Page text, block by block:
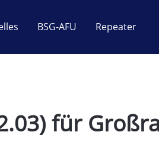
BSG-AFU Repeater
für